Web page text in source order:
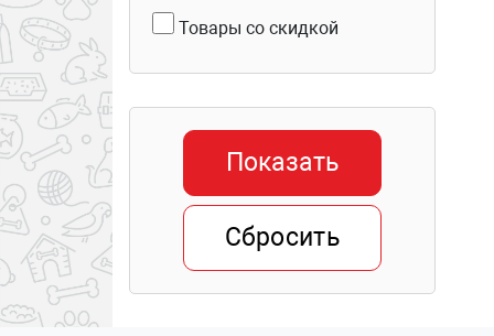
Товары со скидкой
Показать
Сбросить